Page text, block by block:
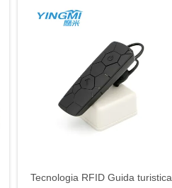
Tecnologia RFID Guida turistica